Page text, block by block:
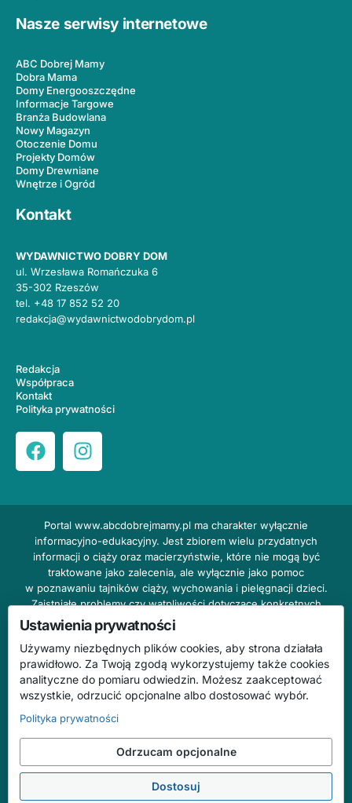
Nasze serwisy internetowe
ABC Dobrej Mamy
Dobra Mama
Domy Energooszczędne
Informacje Targowe
Branża Budowlana
Nowy Magazyn
Otoczenie Domu
Projekty Domów
Domy Drewniane
Wnętrze i Ogród
Kontakt
WYDAWNICTWO DOBRY DOM
ul. Wrzesława Romańczuka 6
35-302 Rzeszów
tel. +48 17 852 52 20
redakcja@wydawnictwodobrydom.pl
Redakcja
Współpraca
Kontakt
Polityka prywatności
Portal www.abcdobrejmamy.pl ma charakter wyłącznie
informacyjno-edukacyjny. Jest zbiorem wielu przydatnych
informacji o ciąży oraz macierzyństwie, które nie mogą być
traktowane jako zalecenia, ale wyłącznie jako pomoc
w poznawaniu tajników ciąży, wychowania i pielęgnacji dzieci.
Zaistniałe problemy czy wątpliwości dotyczące konkretnych
przypadków należy bezzwłocznie konsultować z prowadzącym
lekarzem ginekologiem lub innym stosownym specjalistą w danej
dziedzinie. DOBRY DOM nie odpowiada za treść reklam,
nie ponosi również żadnych konsekwencji prawnych ani
odpowiedzialności za następstwa mogące wyniknąć na skutek
zastosowania podanych informacji bez wcześniejszej konsultacji
Na stronie abcdobrejmamy.pl mogą występować wpisy
o charakterze reklamowym.
© 2026 ABC Dobrej Mamy. Wszelkie prawa zastrzeżone.
Ustawienia prywatności
Używamy niezbędnych plików cookies, aby strona działała
prawidłowo. Za Twoją zgodą wykorzystujemy także cookies
analityczne do pomiaru odwiedzin. Możesz zaakceptować
wszystkie, odrzucić opcjonalne albo dostosować wybór.
Polityka prywatności
Odrzucam opcjonalne
Dostosuj